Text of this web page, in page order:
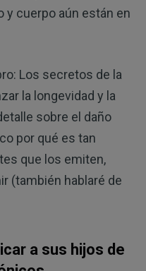
y cuerpo aún están en
Los secretos de la
la longevidad y la
sobre el daño
por qué es tan
que los emiten,
(también hablaré de
a sus hijos de